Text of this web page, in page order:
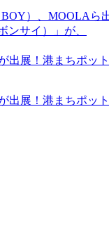
）、MOOLAら
サイ）」が、
展！港まちポッ
展！港まちポッ